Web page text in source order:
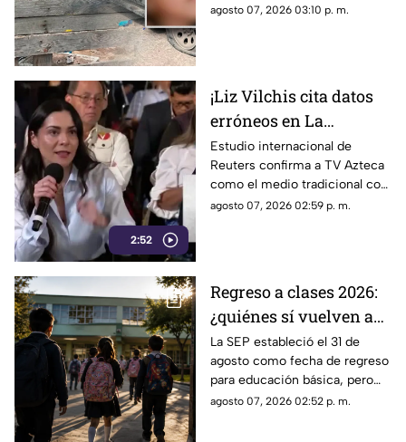
cinco meses de embarazo en
agosto 07, 2026 03:10 p. m.
2:52
¡Liz Vilchis cita datos
erróneos en La
Mañanera: Estudio de
Reuters confirma
liderazgo de TV Azteca
en alcance y
Estudio internacional de
Reuters confirma a TV Azteca
como el medio tradicional con
mayor alcance y credibilidad
agosto 07, 2026 02:59 p. m.
Regreso a clases 2026:
¿quiénes sí vuelven a
las aulas el 31 de
agosto?
La SEP estableció el 31 de
agosto como fecha de regreso
para educación básica, pero
algunos estudiantes tendrán
agosto 07, 2026 02:52 p. m.